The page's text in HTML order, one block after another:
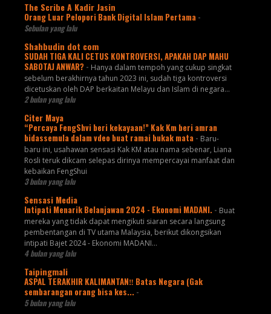
The Scribe A Kadir Jasin
Orang Luar Pelopori Bank Digital Islam Pertama -
Sebulan yang lalu
Shahbudin dot com
SUDAH TIGA KALI CETUS KONTROVERSI, APAKAH DAP MAHU
SABOTAJ ANWAR? - Hanya dalam tempoh yang cukup singkat
sebelum berakhirnya tahun 2023 ini, sudah tiga kontroversi
dicetuskan oleh DAP berkaitan Melayu dan Islam di negara...
2 bulan yang lalu
Citer Maya
“Percaya FengShvi beri kekayaan!” Kak Km beri amran
bidassemula dalam vdeo buat ramai bukak mata - Baru-
baru ini, usahawan sensasi Kak KM atau nama sebenar, Liana
Rosli teruk dikcam selepas dirinya mempercayai manfaat dan
kebaikan FengShui
3 bulan yang lalu
Sensasi Media
Intipati Menarik Belanjawan 2024 - Ekonomi MADANI. - Buat
mereka yang tidak dapat mengikuti siaran secara langsung
pembentangan di TV utama Malaysia, berikut dikongsikan
intipati Bajet 2024 - Ekonomi MADANI...
4 bulan yang lalu
Taipingmali
ASPAL TERAKHIR KALIMANTAN‼️ Batas Negara (Gak
sembarangan orang bisa kes... -
5 bulan yang lalu